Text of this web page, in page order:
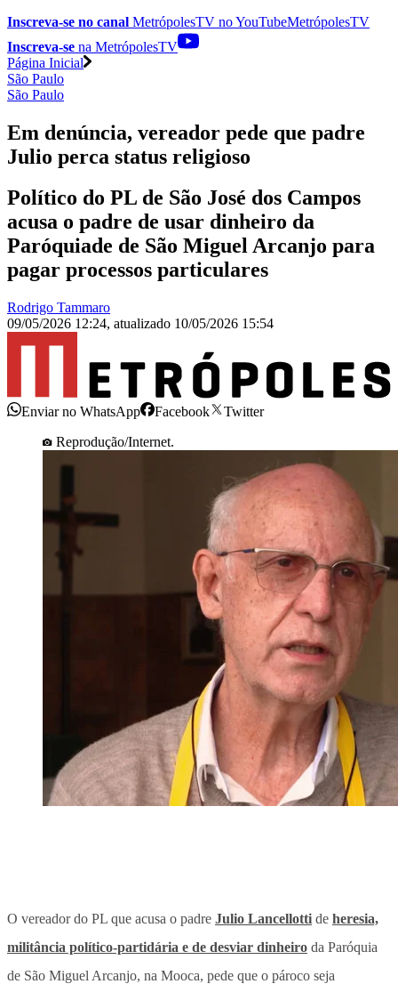
Inscreva-se no canal MetrópolesTV noYouTubeMetrópolesTV
Inscreva-se na MetrópolesTV
Página Inicial
São Paulo
São Paulo
Em denúncia, vereador pede que padre
Julio perca status religioso
Político do PL de São José dos Campos
acusa o padre de usar dinheiro da
Paróquiade de São Miguel Arcanjo para
pagar processos particulares
Rodrigo Tammaro
09/05/2026 12:24, atualizado 10/05/2026 15:54
Enviar no WhatsApp Facebook
Twitter
Reprodução/Internet.
O vereador do PL que acusa o padre Julio Lancellotti de heresia,
militância político-partidária e de desviar dinheiro da Paróquia
de São Miguel Arcanjo, na Mooca, pede que o pároco seja